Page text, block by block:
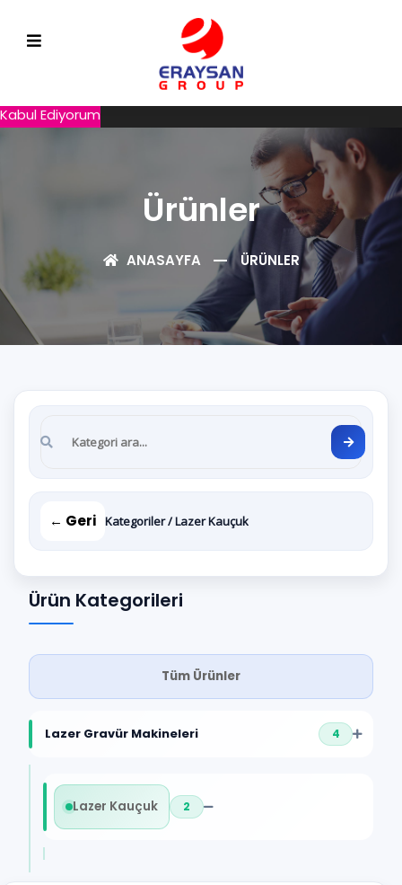
kullanıyoruz. Çerez kullanım bildirimini kapatarak veya web sitesini
kullanmaya devam ederek, ERAYSAN’un Çerez Politikası’nda
belirtilen koşulları kabul etmiş olursunuz.
Kabul Ediyorum
Ürünler
ANASAYFA ÜRÜNLER
← Geri Kategoriler / Lazer Kauçuk
Ürün Kategorileri
Tüm Ürünler
Lazer Gravür Makineleri 4
Lazer Kauçuk 2